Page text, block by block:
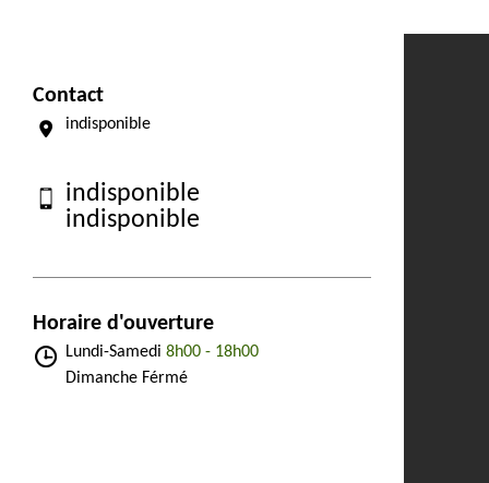
Contact
indisponible
indisponible
indisponible
Horaire d'ouverture
Lundi-Samedi 8h00 - 18h00
Dimanche Férmé